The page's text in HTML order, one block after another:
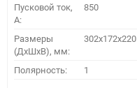
Пусковой ток,
A:
850
Размеры
(ДхШхВ), мм:
302x172x220
Полярность: 1